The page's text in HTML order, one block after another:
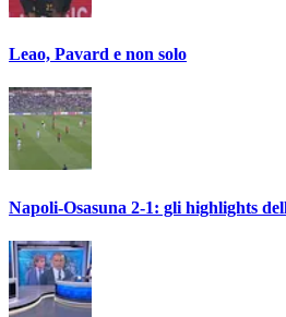
Leao, Pavard e non solo
Napoli-Osasuna 2-1: gli highlights